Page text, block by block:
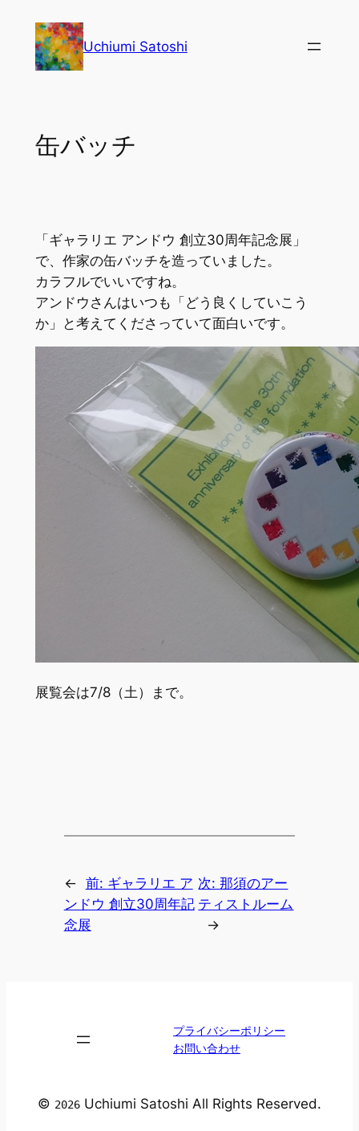
Uchiumi Satoshi
缶バッチ
「ギャラリエ アンドウ 創立30周年記念展」
で、作家の缶バッチを造っていました。
カラフルでいいですね。
アンドウさんはいつも「どう良くしていこう
か」と考えてくださっていて面白いです。
展覧会は7/8（土）まで。
← 前: ギャラリエ ア
ンドウ 創立30周年記
念展
次:那須のアー
ティストルーム
→
プライバシーポリシー
お問い合わせ
© 2026 Uchiumi Satoshi All Rights Reserved.